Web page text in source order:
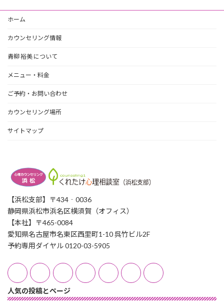
ー
カ
ブ
ホーム
カウンセリング情報
青柳 裕美 について
メニュー・料金
ご予約・お問い合わせ
カウンセリング場所
サイトマップ
【浜松支部】〒434‐0036
静岡県浜松市浜名区横須賀（オフィス）
【本社】〒465-0084
愛知県名古屋市名東区西里町1-10 呉竹ビル2F
予約専用ダイヤル 0120-03-5905
人気の投稿とページ